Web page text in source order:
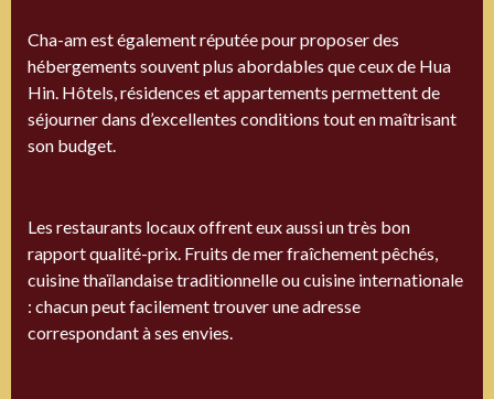
Cha-am est également réputée pour proposer des
hébergements souvent plus abordables que ceux de Hua
Hin. Hôtels, résidences et appartements permettent de
séjourner dans d’excellentes conditions tout en maîtrisant
son budget.
Les restaurants locaux offrent eux aussi un très bon
rapport qualité-prix. Fruits de mer fraîchement pêchés,
cuisine thaïlandaise traditionnelle ou cuisine internationale
: chacun peut facilement trouver une adresse
correspondant à ses envies.